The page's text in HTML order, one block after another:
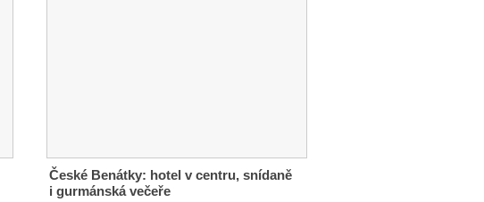
České Benátky: hotel v centru, snídaně
i gurmánská večeře